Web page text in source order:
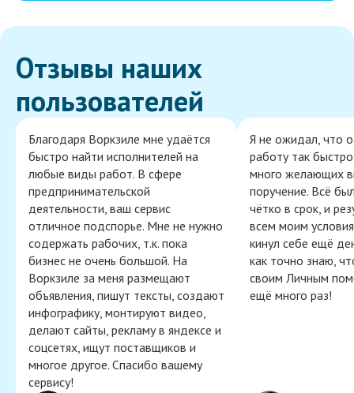
Отзывы наших
пользователей
Благодаря Воркзиле мне удаётся
быстро найти исполнителей на
любые виды работ. В сфере
предпринимательской
деятельности, ваш сервис
отличное подспорье. Мне не нужно
содержать рабочих, т.к. пока
бизнес не очень большой. На
Воркзиле за меня размещают
объявления, пишут тексты, создают
инфографику, монтируют видео,
делают сайты, рекламу в яндексе и
соцсетях, ищут поставщиков и
многое другое. Спасибо вашему
сервису!
Я не ожидал, что
работу так
много желающих
поручение. Всё
чётко в срок, и
всем моим
кинул себе ещё
как точно знаю,
своим Личным
ещё много раз!